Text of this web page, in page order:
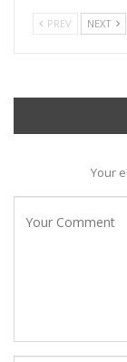
PREV NEXT
Your